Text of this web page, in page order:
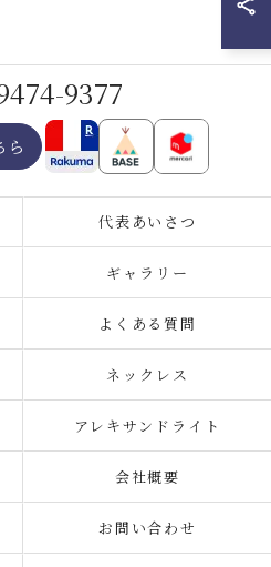
9377
ら
代表あいさつ
ギャラリー
よくある質問
ネックレス
アレキサンドライト
会社概要
お問い合わせ